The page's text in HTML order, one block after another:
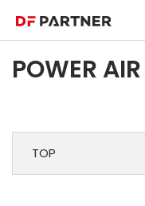
POWER
TOP